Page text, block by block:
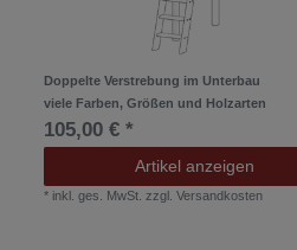
Doppelte Verstrebung im Unterbau
viele Farben, Größen und Holzarten
105,00 € *
Artikel anzeigen
* inkl. ges. MwSt. zzgl.Versandkosten